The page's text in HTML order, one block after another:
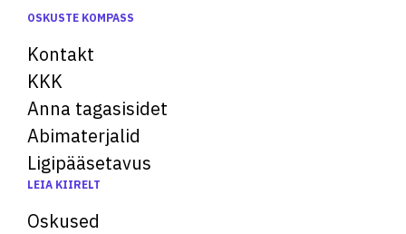
OSKUSTE KOMPASS
Kontakt
KKK
Anna tagasisidet
Abimaterjalid
Ligipääsetavus
LEIA KIIRELT
Oskused